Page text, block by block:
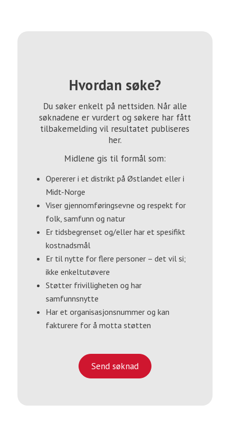
Hvordan søke?
Du søker enkelt på nettsiden. Når alle
søknadene er vurdert og søkere har fått
tilbakemelding vil resultatet publiseres
her.
Midlene gis til formål som:
Opererer i et distrikt på Østlandet eller i
Midt-Norge
Viser gjennomføringsevne og respekt for
folk, samfunn og natur
Er tidsbegrenset og/eller har et spesifikt
kostnadsmål
Er til nytte for flere personer – det vil si;
ikke enkeltutøvere
Støtter frivilligheten og har
samfunnsnytte
Har et organisasjonsnummer og kan
fakturere for å motta støtten
Send søknad